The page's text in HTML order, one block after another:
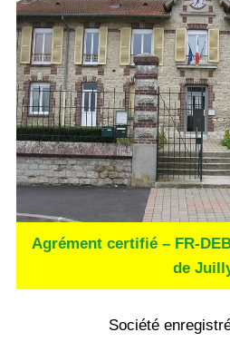
Agrément certifié – FR-
de
Société